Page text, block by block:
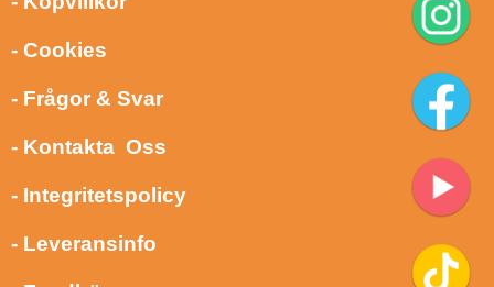
- Cookies
- Frågor & Svar
- Kontakta Oss
- Integritetspolicy
- Leveransinfo